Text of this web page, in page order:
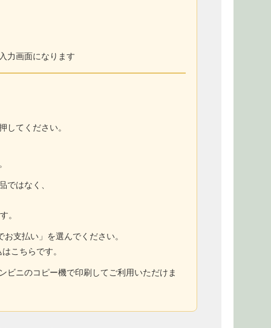
力画面になります
してください。
ではなく、
。
支払い」を選んでください。
こちらです。
ビニのコピー機で印刷してご利用いただけま